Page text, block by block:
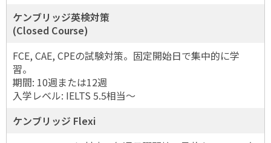
ケンブリッジ英検対策
(Closed Course)
FCE, CAE, CPEの試験対策。固定開始日で集中的に学
習。
期間: 10週または12週
入学レベル: IELTS 5.5相当～
ケンブリッジ Flexi